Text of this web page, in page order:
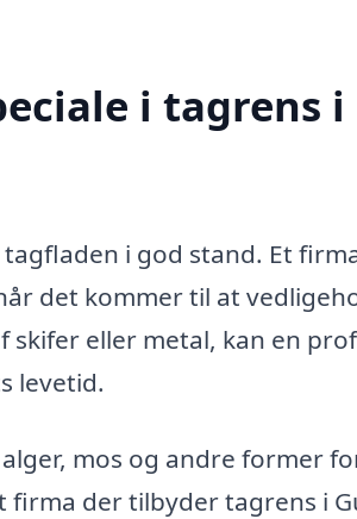
i tagrens
i god stand. Et
det kommer til at
eller metal, kan en
levetid.
mos og andre former
der tilbyder tagrens i